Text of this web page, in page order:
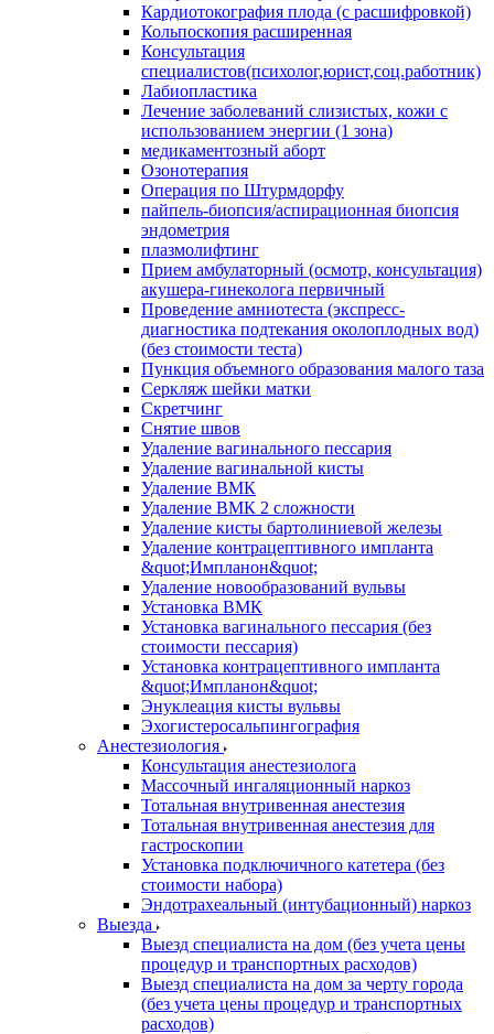
Кардиотокография плода (с расшифровкой)
Кольпоскопия расширенная
Консультация
специалистов(психолог,юрист,соц.работник)
Лабиопластика
Лечение заболеваний слизистых, кожи с
использованием энергии (1 зона)
медикаментозный аборт
Озонотерапия
Операция по Штурмдорфу
пайпель-биопсия/аспирационная биопсия
эндометрия
плазмолифтинг
Прием амбулаторный (осмотр, консультация)
акушера-гинеколога первичный
Проведение амниотеста (экспресс-
диагностика подтекания околоплодных вод)
(без стоимости теста)
Пункция объемного образования малого таза
Серкляж шейки матки
Скретчинг
Снятие швов
Удаление вагинального пессария
Удаление вагинальной кисты
Удаление ВМК
Удаление ВМК 2 сложности
Удаление кисты бартолиниевой железы
Удаление контрацептивного импланта
&quot;Импланон&quot;
Удаление новообразований вульвы
Установка ВМК
Установка вагинального пессария (без
стоимости пессария)
Установка контрацептивного импланта
&quot;Импланон&quot;
Энуклеация кисты вульвы
Эхогистеросальпингография
Анестезиология
Консультация анестезиолога
Массочный ингаляционный наркоз
Тотальная внутривенная анестезия
Тотальная внутривенная анестезия для
гастроскопии
Установка подключичного катетера (без
стоимости набора)
Эндотрахеальный (интубационный) наркоз
Выезда
Выезд специалиста на дом (без учета цены
процедур и транспортных расходов)
Выезд специалиста на дом за черту города
(без учета цены процедур и транспортных
расходов)